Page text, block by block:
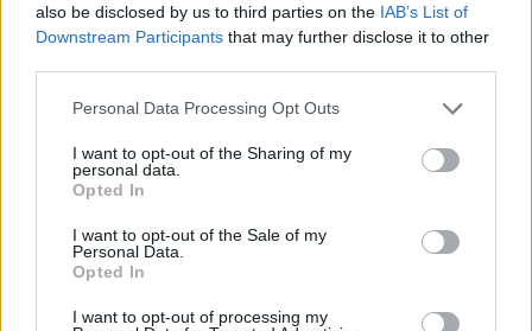
also be disclosed by us to third parties on the IAB’s List of
Downstream Participants that may further disclose it to other
Personal Data Processing Opt Outs
I want to opt-out of the Sharing of my
personal data.
Opted In
I want to opt-out of the Sale of my
Personal Data.
Opted In
I want to opt-out of processing my
12 Μαΐου, 2021